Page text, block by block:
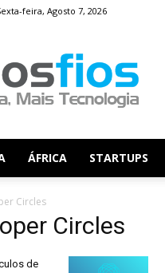
feira, Agosto 7, 2026
Fios
ÁFRICA STARTUPS
Circles
Circles
de